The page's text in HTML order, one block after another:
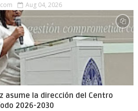
Aug 04, 2026
asume la dirección del Centro
2026-2030